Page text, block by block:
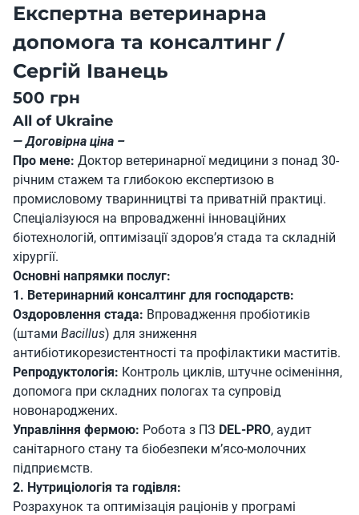
Експертна ветеринарна
допомога та консалтинг /
Сергій Іванець
500 грн
All of Ukraine
— Договірна ціна –
Про мене: Доктор ветеринарної медицини з понад 30-
річним стажем та глибокою експертизою в
промисловому тваринництві та приватній практиці.
Спеціалізуюся на впровадженні інноваційних
біотехнологій, оптимізації здоров’я стада та складній
хірургії.
Основні напрямки послуг:
1. Ветеринарний консалтинг для господарств:
Оздоровлення стада: Впровадження пробіотиків
(штами Bacillus) для зниження
антибіотикорезистентності та профілактики маститів.
Репродуктологія: Контроль циклів, штучне осіменіння,
допомога при складних пологах та супровід
новонароджених.
Управління фермою: Робота з ПЗ DEL-PRO, аудит
санітарного стану та біобезпеки м’ясо-молочних
підприємств.
2. Нутриціологія та годівля:
Розрахунок та оптимізація раціонів у програмі